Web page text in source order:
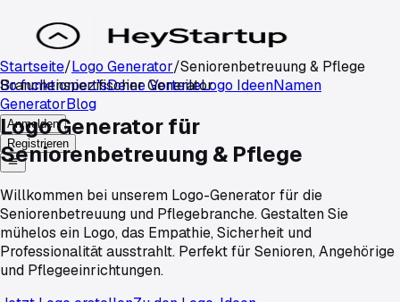
So funktioniert'sDeine VorteileLogo IdeenNamen
GeneratorBlog
Anmelden
Registrieren
Startseite/Logo Generator/Seniorenbetreuung & Pflege
Branchenspezifischer Generator
Logo Generator für
Seniorenbetreuung & Pflege
Willkommen bei unserem Logo-Generator für die
Seniorenbetreuung und Pflegebranche. Gestalten Sie
mühelos ein Logo, das Empathie, Sicherheit und
Professionalität ausstrahlt. Perfekt für Senioren, Angehörige
und Pflegeeinrichtungen.